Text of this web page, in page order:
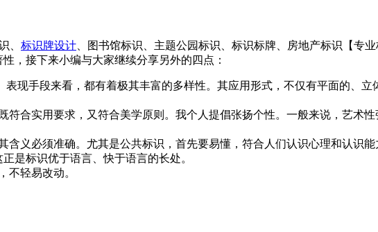
、 标识牌设计、图书馆标识、主题公园标识、标识标牌、房地产标识【专
，接下来小编与大家继续分享另外的四点：
段来看，都有着极其丰富的多样性。其应用形式，不仅有平面的、立
符合实用要求，又符合美学原则。我个人提倡张扬个性。一般来说，艺术
须准确。尤其是公共标识，首先要易懂，符合人们认识心理和认识能
是标识优于语言、快于语言的长处。
不轻易改动。